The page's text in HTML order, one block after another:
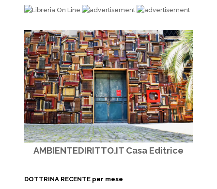
AMBIENTEDIRITTO.IT Casa Editrice
DOTTRINA RECENTE per mese